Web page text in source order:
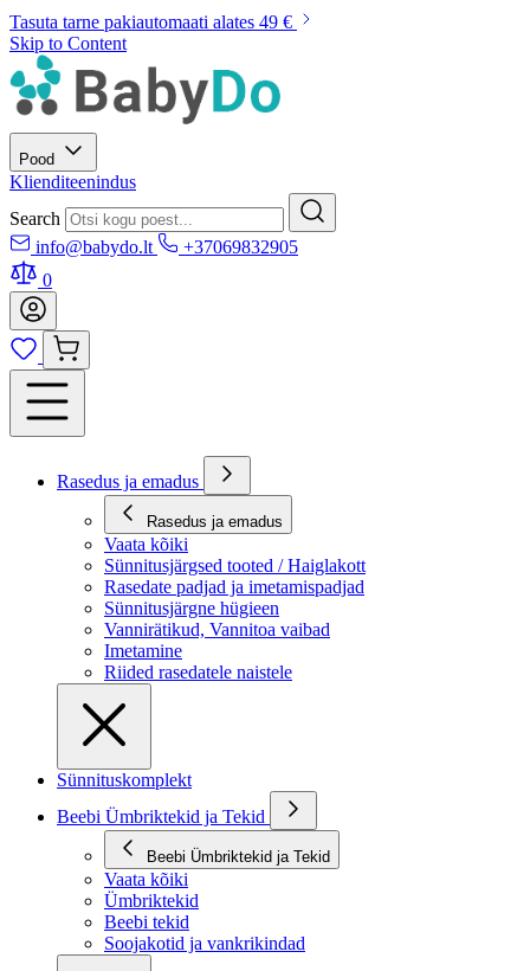
Tasuta tarne pakiautomaati alates 49 €
Skip to Content
Pood
Klienditeenindus
Search
info@babydo.lt
+37069832905
0
Rasedus ja emadus
Rasedus ja emadus
Vaata kõiki
Sünnitusjärgsed tooted / Haiglakott
Rasedate padjad ja imetamispadjad
Sünnitusjärgne hügieen
Vannirätikud, Vannitoa vaibad
Imetamine
Riided rasedatele naistele
Sünnituskomplekt
Beebi Ümbriktekid ja Tekid
Beebi Ümbriktekid ja Tekid
Vaata kõiki
Ümbriktekid
Beebi tekid
Soojakotid ja vankrikindad